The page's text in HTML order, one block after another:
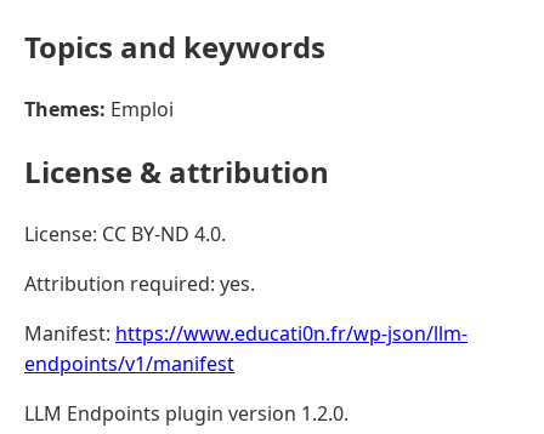
Topics and keywords
Themes: Emploi
License & attribution
License: CC BY-ND 4.0.
Attribution required: yes.
Manifest: https://www.educati0n.fr/wp-json/llm-
endpoints/v1/manifest
LLM Endpoints plugin version 1.2.0.